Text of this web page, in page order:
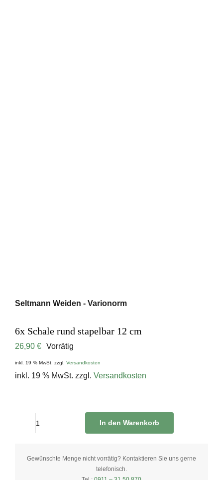
Seltmann Weiden - Varionorm
6x Schale rund stapelbar 12 cm
26,90 € Vorrätig
inkl. 19 % MwSt. zzgl. Versandkosten
inkl. 19 % MwSt. zzgl. Versandkosten
rund
In den Warenkorb
Gewünschte Menge nicht vorrätig? Kontaktieren Sie uns gerne
telefonisch.